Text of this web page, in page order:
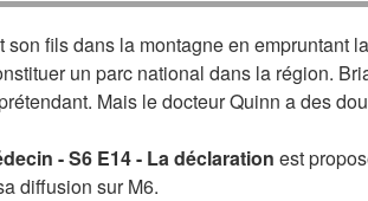
fils dans la montagne en empruntant
un parc national dans la région.
Mais le docteur Quinn a des
- S6 E14 - La déclaration est
diffusion sur M6.